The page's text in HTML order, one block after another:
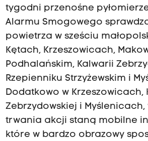
tygodni przenośne
Alarmu Smogowego
powietrza w sześciu
Kętach, Krzeszowicach,
Podhalańskim, Kalwarii
Rzepienniku Strzyżewskim i
Dodatkowo w Krzeszowicach,
Zebrzydowskiej i Myślenicach,
trwania akcji staną mobilne
które w bardzo obrazowy